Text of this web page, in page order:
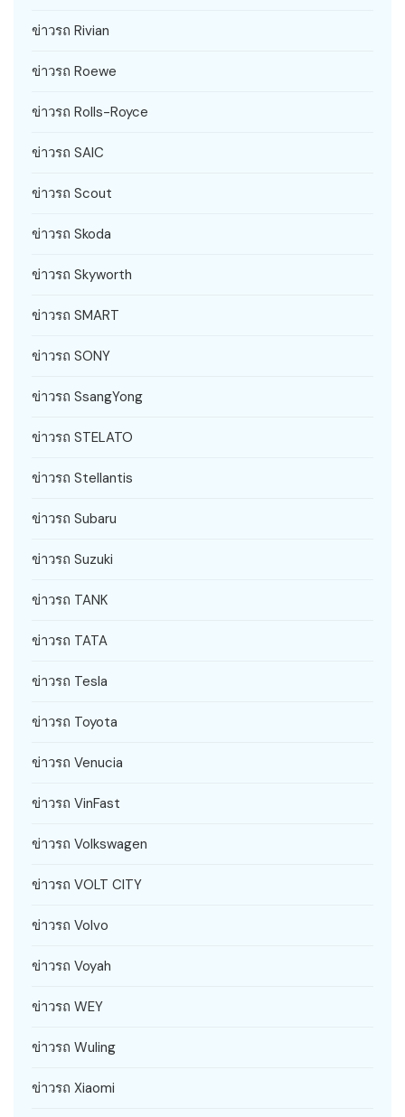
ข่าวรถ Rivian
ข่าวรถ Roewe
ข่าวรถ Rolls-Royce
ข่าวรถ SAIC
ข่าวรถ Scout
ข่าวรถ Skoda
ข่าวรถ Skyworth
ข่าวรถ SMART
ข่าวรถ SONY
ข่าวรถ SsangYong
ข่าวรถ STELATO
ข่าวรถ Stellantis
ข่าวรถ Subaru
ข่าวรถ Suzuki
ข่าวรถ TANK
ข่าวรถ TATA
ข่าวรถ Tesla
ข่าวรถ Toyota
ข่าวรถ Venucia
ข่าวรถ VinFast
ข่าวรถ Volkswagen
ข่าวรถ VOLT CITY
ข่าวรถ Volvo
ข่าวรถ Voyah
ข่าวรถ WEY
ข่าวรถ Wuling
ข่าวรถ Xiaomi